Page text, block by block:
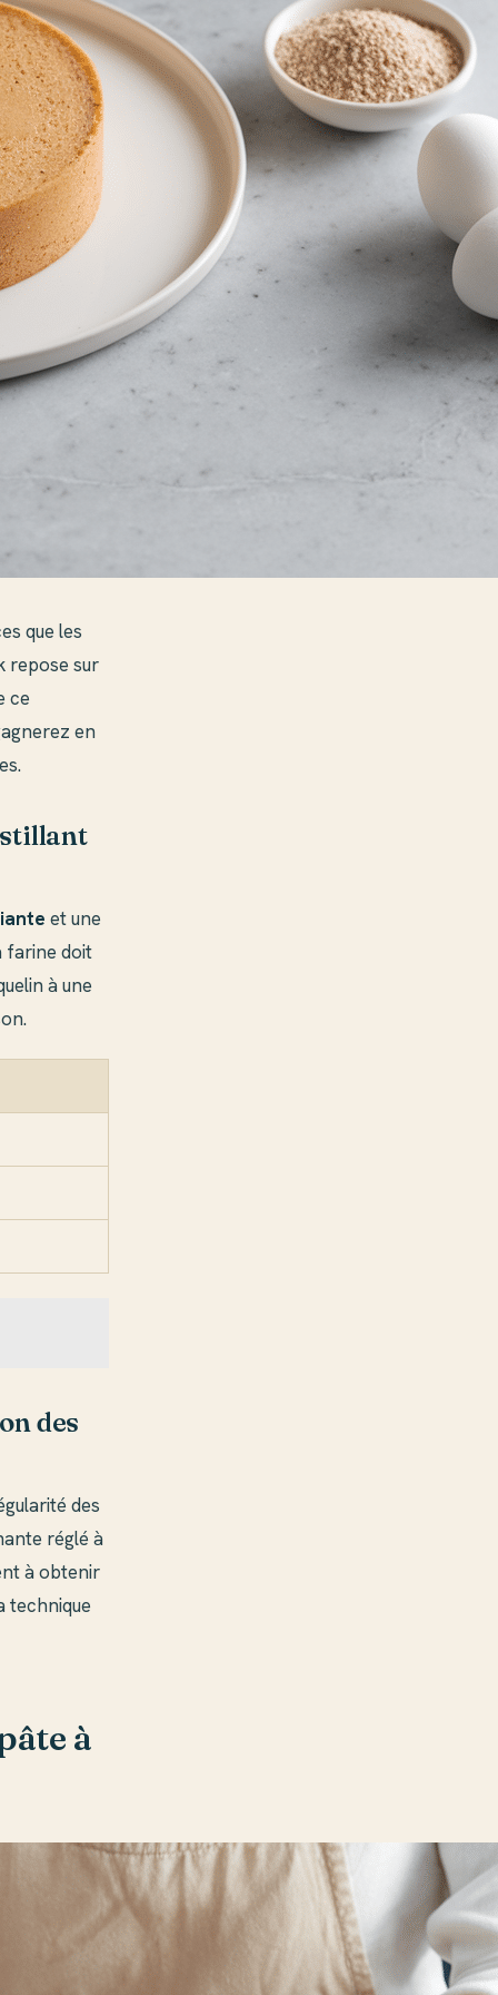
que les
repose sur
ce
en
et une
farine doit
à une
des
des
réglé à
à obtenir
technique
à